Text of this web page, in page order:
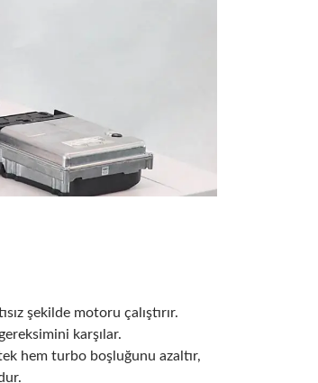
şekilde motoru çalıştırır.
karşılar.
hem turbo boşluğunu azaltır,